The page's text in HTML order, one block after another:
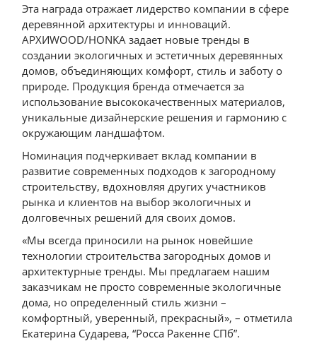
Эта награда отражает лидерство компании в сфере
деревянной архитектуры и инноваций.
АРХИWOOD/HONKA задает новые тренды в
создании экологичных и эстетичных деревянных
домов, объединяющих комфорт, стиль и заботу о
природе. Продукция бренда отмечается за
использование высококачественных материалов,
уникальные дизайнерские решения и гармонию с
окружающим ландшафтом.
Номинация подчеркивает вклад компании в
развитие современных подходов к загородному
строительству, вдохновляя других участников
рынка и клиентов на выбор экологичных и
долговечных решений для своих домов.
«Мы всегда приносили на рынок новейшие
технологии строительства загородных домов и
архитектурные тренды. Мы предлагаем нашим
заказчикам не просто современные экологичные
дома, но определенный стиль жизни –
комфортный, уверенный, прекрасный», – отметила
Екатерина Сударева, “Росса Ракенне СПб”.